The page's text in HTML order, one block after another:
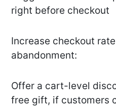
right before checkout
Increase checkout
abandonment:
Offer a cart-level
free gift, if customers